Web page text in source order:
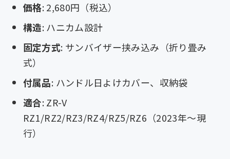
価格: 2,680円（税込）
構造: ハニカム設計
固定方式: サンバイザー挟み込み（折り畳み
式）
付属品: ハンドル日よけカバー、収納袋
適合: ZR-V
RZ1/RZ2/RZ3/RZ4/RZ5/RZ6（2023年〜現
行）